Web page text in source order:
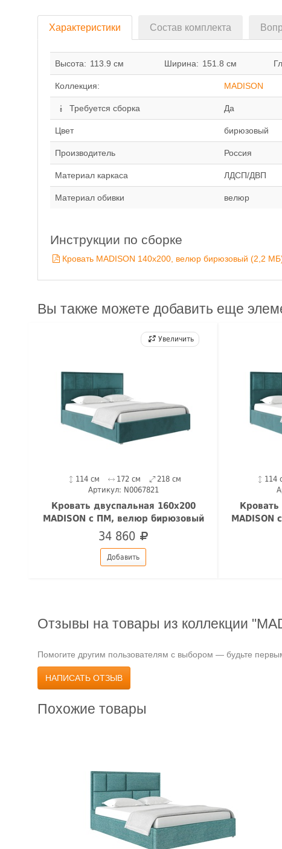
Характеристики Состав комплекта
Высота: 113.9 см Ширина: 151.8 см
Коллекция: MADISON
Требуется сборка Да
Цвет бирюзовый
Производитель Россия
Материал каркаса ЛДСП/ДВП
Материал обивки велюр
Инструкции по сборке
Кровать MADISON 140х200, велюр бирюзовый (2,2
Вы также можете добавить еще
Увеличить
114 см 172 см
218 см
Артикул: N0067821
Кровать двуспальная 160х200
MADISON с ПМ, велюр бирюзовый
34 860
Добавить
114
Кровать
Отзывы на товары из коллекции
Помогите другим пользователям с выбором — будьте
НАПИСАТЬ ОТЗЫВ
Похожие товары